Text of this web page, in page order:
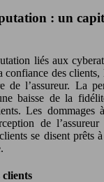
: un
des clients,
de l’assureur. La
baisse de la
Les dommages
de
se disent prêts
clients